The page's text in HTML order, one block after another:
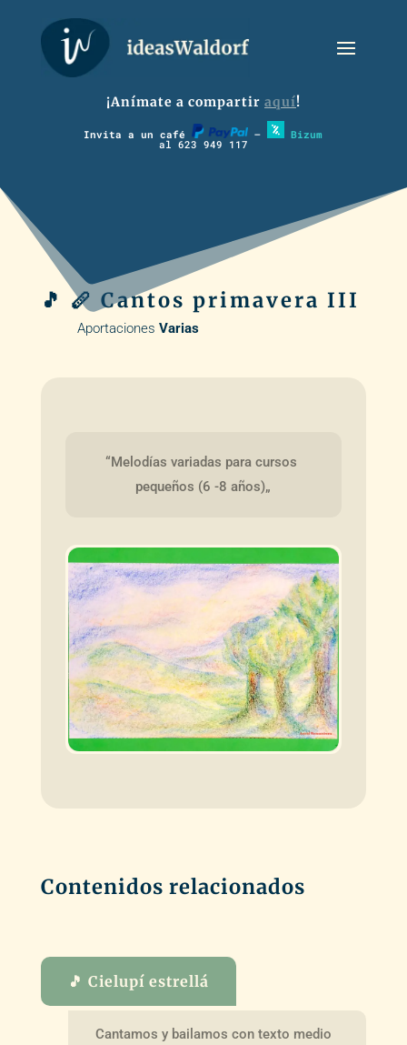
¡Anímate a compartir aquí!
Invita a un café – Bizum
al 623 949 117
🎵 🪈 Cantos primavera III
Aportaciones Varias
“Melodías variadas para cursos
pequeños (6 -8 años)„
Contenidos relacionados
🎵 Cielupí estrellá
Cantamos y bailamos con texto medio